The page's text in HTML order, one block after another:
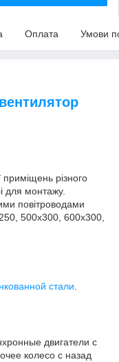
Оплата Умови
вентилятор
приміщень різного
для монтажу.
повітроводами
500х300, 600х300,
стали.
двигатели с
колесо с назад